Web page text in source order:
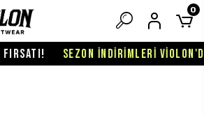
SEZON İNDİRİMLERİ VİOLON'DA
0